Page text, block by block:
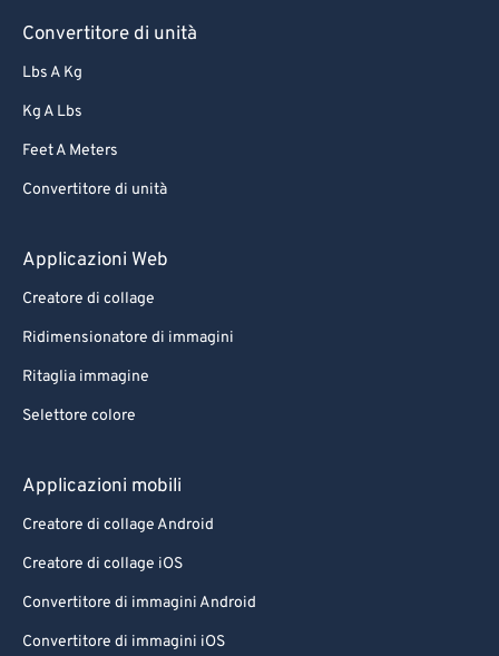
Convertitore di unità
Lbs A Kg
Kg A Lbs
Feet A Meters
Convertitore di unità
Applicazioni Web
Creatore di collage
Ridimensionatore di immagini
Ritaglia immagine
Selettore colore
Applicazioni mobili
Creatore di collage Android
Creatore di collage iOS
Convertitore di immagini Android
Convertitore di immagini iOS